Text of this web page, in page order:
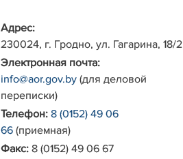
Адрес:
230024, г. Гродно, ул. Гагарина, 18/2
Электронная почта:
info@aor.gov.by (для деловой
переписки)
Телефон: 8 (0152) 49 06
66 (приемная)
Факс: 8 (0152) 49 06 67